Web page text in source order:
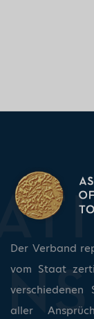
Der Verband
vom Staat
verschiedenen
aller